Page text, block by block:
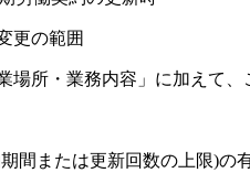
更の範囲
場所・業務内容」に加えて
間または更新回数の上限)の